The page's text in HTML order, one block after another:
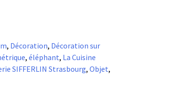
, Décoration, Décoration sur
, éléphant, La Cuisine
SIFFERLIN Strasbourg, Objet,